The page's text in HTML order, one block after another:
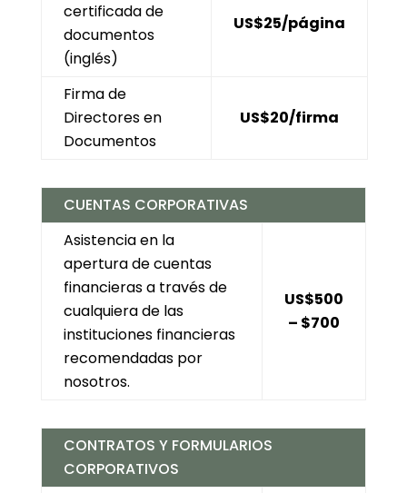
certificada de
documentos
(inglés)
US$25/página
Firma de
Directores en
Documentos
US$20/firma
CUENTAS CORPORATIVAS
Asistencia en la
apertura de cuentas
financieras a través de
cualquiera de las
instituciones financieras
recomendadas por
nosotros.
US$500
– $700
CONTRATOS Y FORMULARIOS
CORPORATIVOS